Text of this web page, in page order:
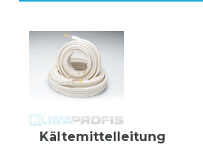
Kältemittelleitung